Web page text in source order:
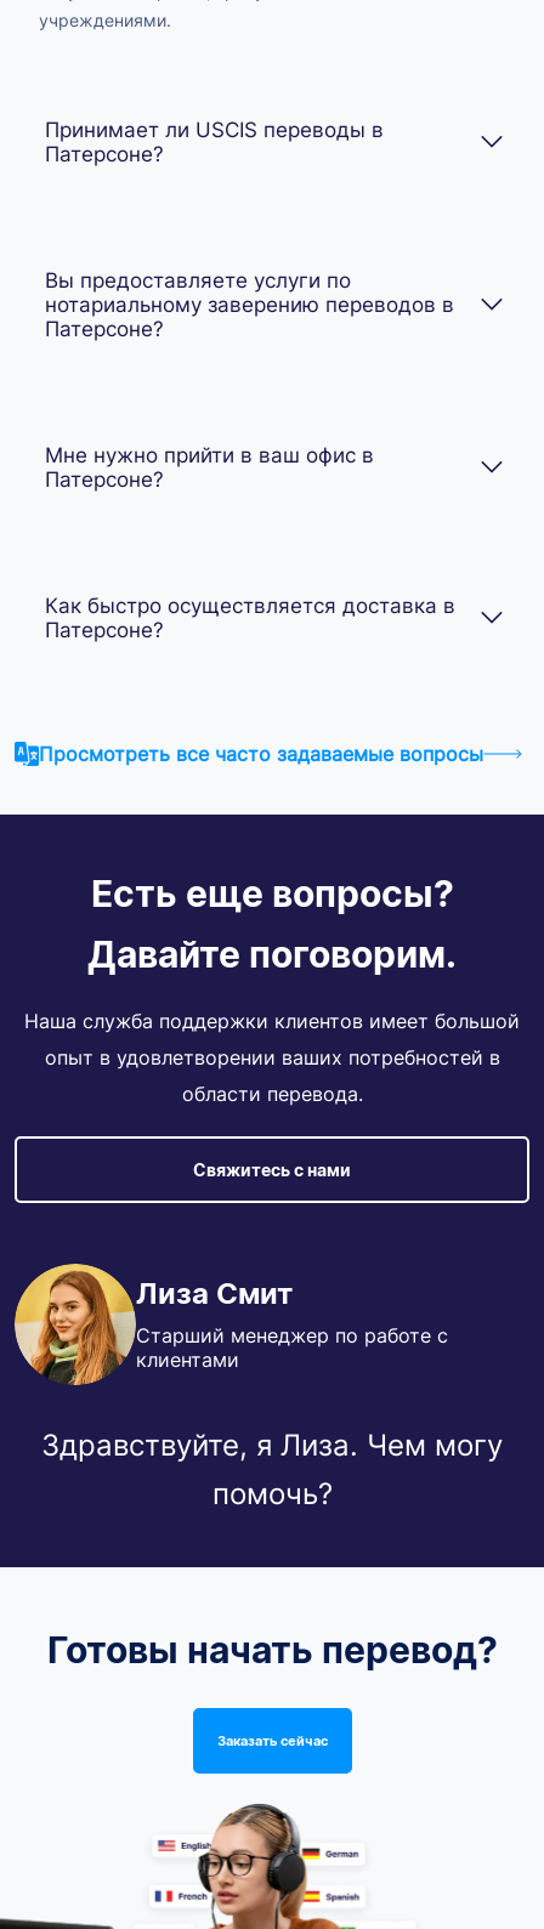
учреждениями.
Принимает ли USCIS переводы в
Патерсоне?
Вы предоставляете услуги по
нотариальному заверению переводов в
Патерсоне?
Мне нужно прийти в ваш офис в
Патерсоне?
Как быстро осуществляется доставка в
Патерсоне?
Просмотреть все часто задаваемые вопросы
Есть еще вопросы?
Давайте поговорим.
Наша служба поддержки клиентов имеет большой
опыт в удовлетворении ваших потребностей в
области перевода.
Свяжитесь с нами
Лиза Смит
Старший менеджер по работе с
клиентами
Здравствуйте, я Лиза. Чем могу
помочь?
Готовы начать перевод?
Заказать сейчас